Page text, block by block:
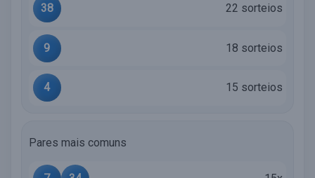
38 22 sorteios
9 18 sorteios
4 15 sorteios
Pares mais comuns